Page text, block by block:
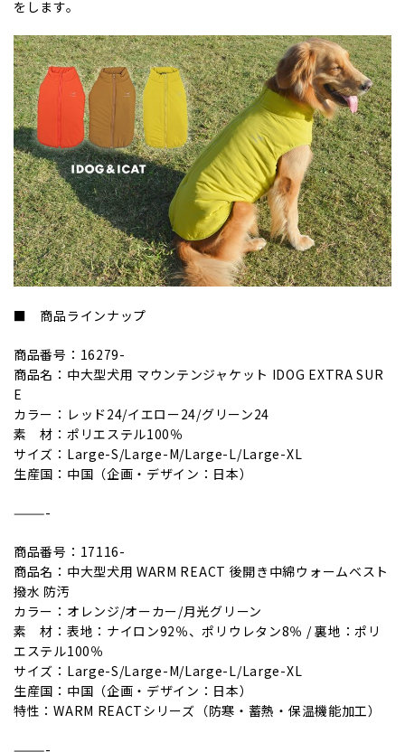
をします。
■ 商品ラインナップ
商品番号：16279-
商品名：中大型犬用 マウンテンジャケット IDOG EXTRA SUR
E
カラー：レッド24/イエロー24/グリーン24
素 材：ポリエステル100％
サイズ：Large-S/Large-M/Large-L/Large-XL
生産国：中国（企画・デザイン：日本）
———-
商品番号：17116-
商品名：中大型犬用 WARM REACT 後開き中綿ウォームベスト
撥水 防汚
カラー：オレンジ/オーカー/月光グリーン
素 材：表地：ナイロン92％、ポリウレタン8％ / 裏地：ポリ
エステル100％
サイズ：Large-S/Large-M/Large-L/Large-XL
生産国：中国（企画・デザイン：日本）
特性：WARM REACTシリーズ（防寒・蓄熱・保温機能加工）